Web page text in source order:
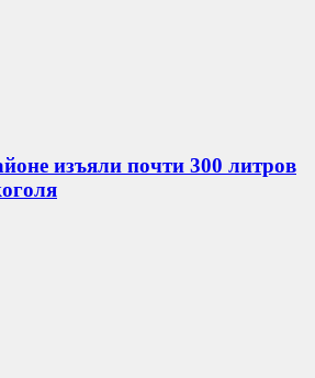
изъяли почти 300 литров